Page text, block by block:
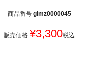
商品番号 glmz0000045
販売価格 ¥3,300税込